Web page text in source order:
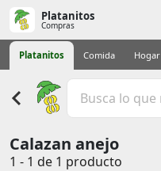
Platanitos
Compras
Platanitos Comida Hogar
Calazan anejo
1 - 1 de 1 producto